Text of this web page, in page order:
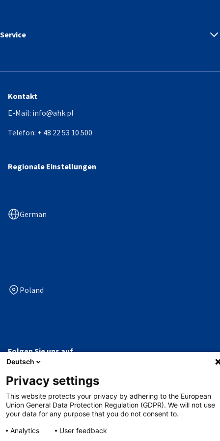
Service
Kontakt
E-Mail: info@ahk.pl
Telefon: + 48 22 53 10 500
Regionale Einstellungen
German
Poland
Folgen Sie uns auf
facebooklinkedin
Datenschutzerklärung
Deutsch
Privacy settings
This website protects your privacy by adhering to the European
Union General Data Protection Regulation (GDPR). We will not use
your data for any purpose that you do not consent to.
Analytics
User feedback